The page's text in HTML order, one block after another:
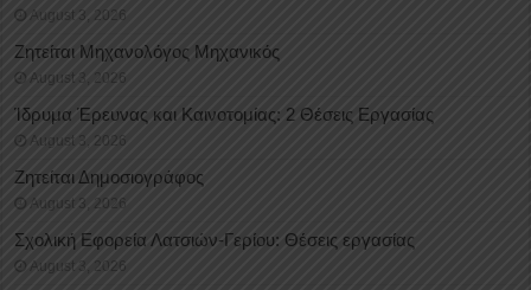
August 3, 2026
Ζητείται Μηχανολόγος Μηχανικός
August 3, 2026
Ίδρυμα Έρευνας και Καινοτομίας: 2 Θέσεις Εργασίας
August 3, 2026
Ζητείται Δημοσιογράφος
August 3, 2026
Σχολική Εφορεία Λατσιών-Γερίου: Θέσεις εργασίας
August 3, 2026